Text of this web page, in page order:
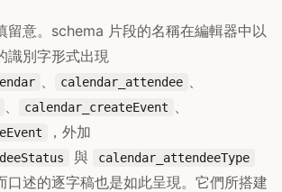
留意。schema 片段的名稱在編輯器中以
識別字形式出現
、 calendar_attendee 、
、 calendar_createEvent 、
，外加
與 calendar_attendeeType
口述的逐字稿也是如此呈現。它們所搭建